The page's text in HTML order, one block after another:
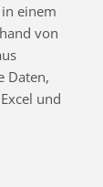
einem
von
Daten,
und